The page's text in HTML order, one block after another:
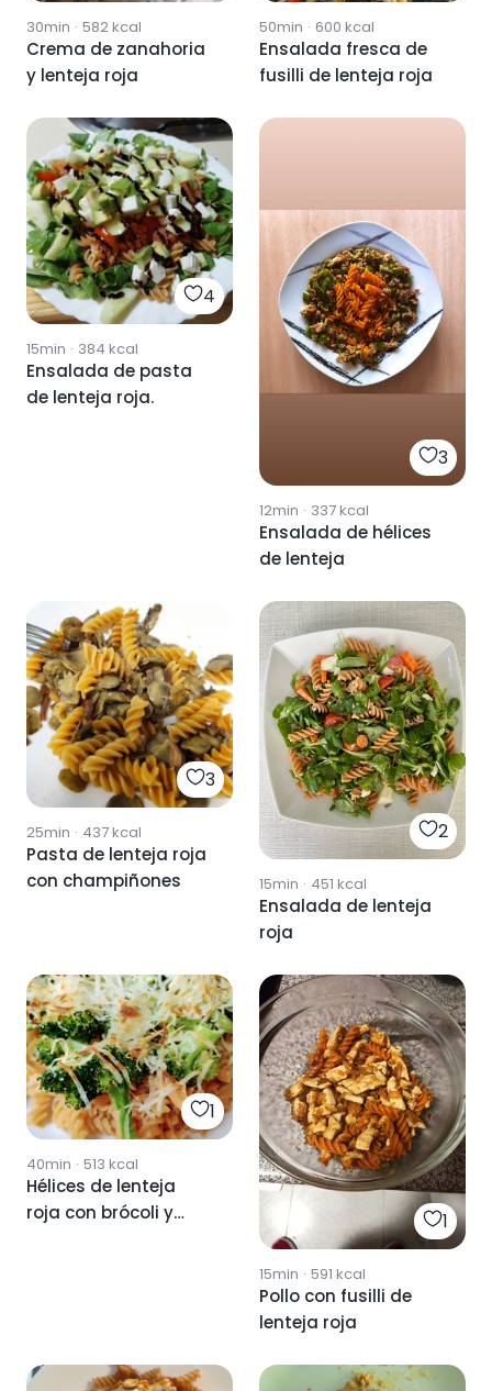
30min · 582kcal
Crema de zanahoria
y lenteja roja
50min · 600 kcal
Ensalada fresca de
fusilli de lenteja roja
4
15min · 384 kcal
Ensalada de pasta
de lenteja roja.
3
12min · 337kcal
Ensalada de hélices
de lenteja
3
25min · 437kcal
Pasta de lenteja roja
con champiñones
2
15min · 451 kcal
Ensalada de lenteja
roja
1
40min · 513 kcal
Hélices de lenteja
roja con brócoli y
1
15min · 591 kcal
Pollo con fusilli de
lenteja roja